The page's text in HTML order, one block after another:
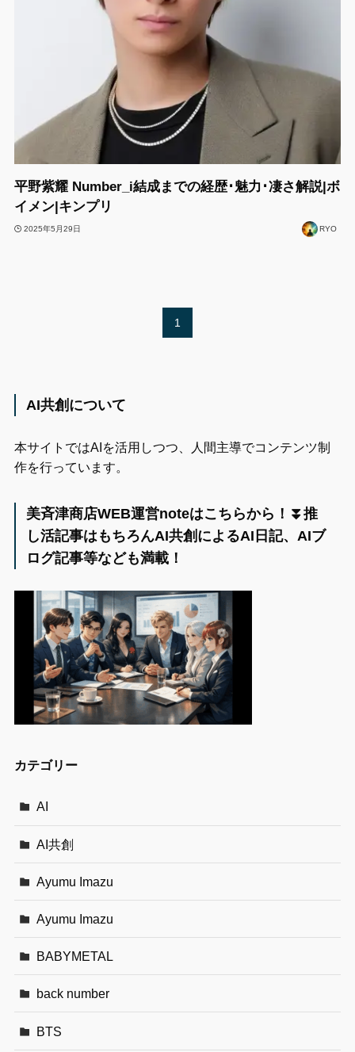
平野紫耀 Number_i結成までの経歴･魅力･凄さ解説|ボ
イメン|キンプリ
2025年5月29日 RYO
1
AI共創について
本サイトではAIを活用しつつ、人間主導でコンテンツ制
作を行っています。
美斉津商店WEB運営noteはこちらから！⏬️推
し活記事はもちろんAI共創によるAI日記、AIブ
ログ記事等なども満載！
カテゴリー
AI
AI共創
Ayumu Imazu
Ayumu Imazu
BABYMETAL
back number
BTS